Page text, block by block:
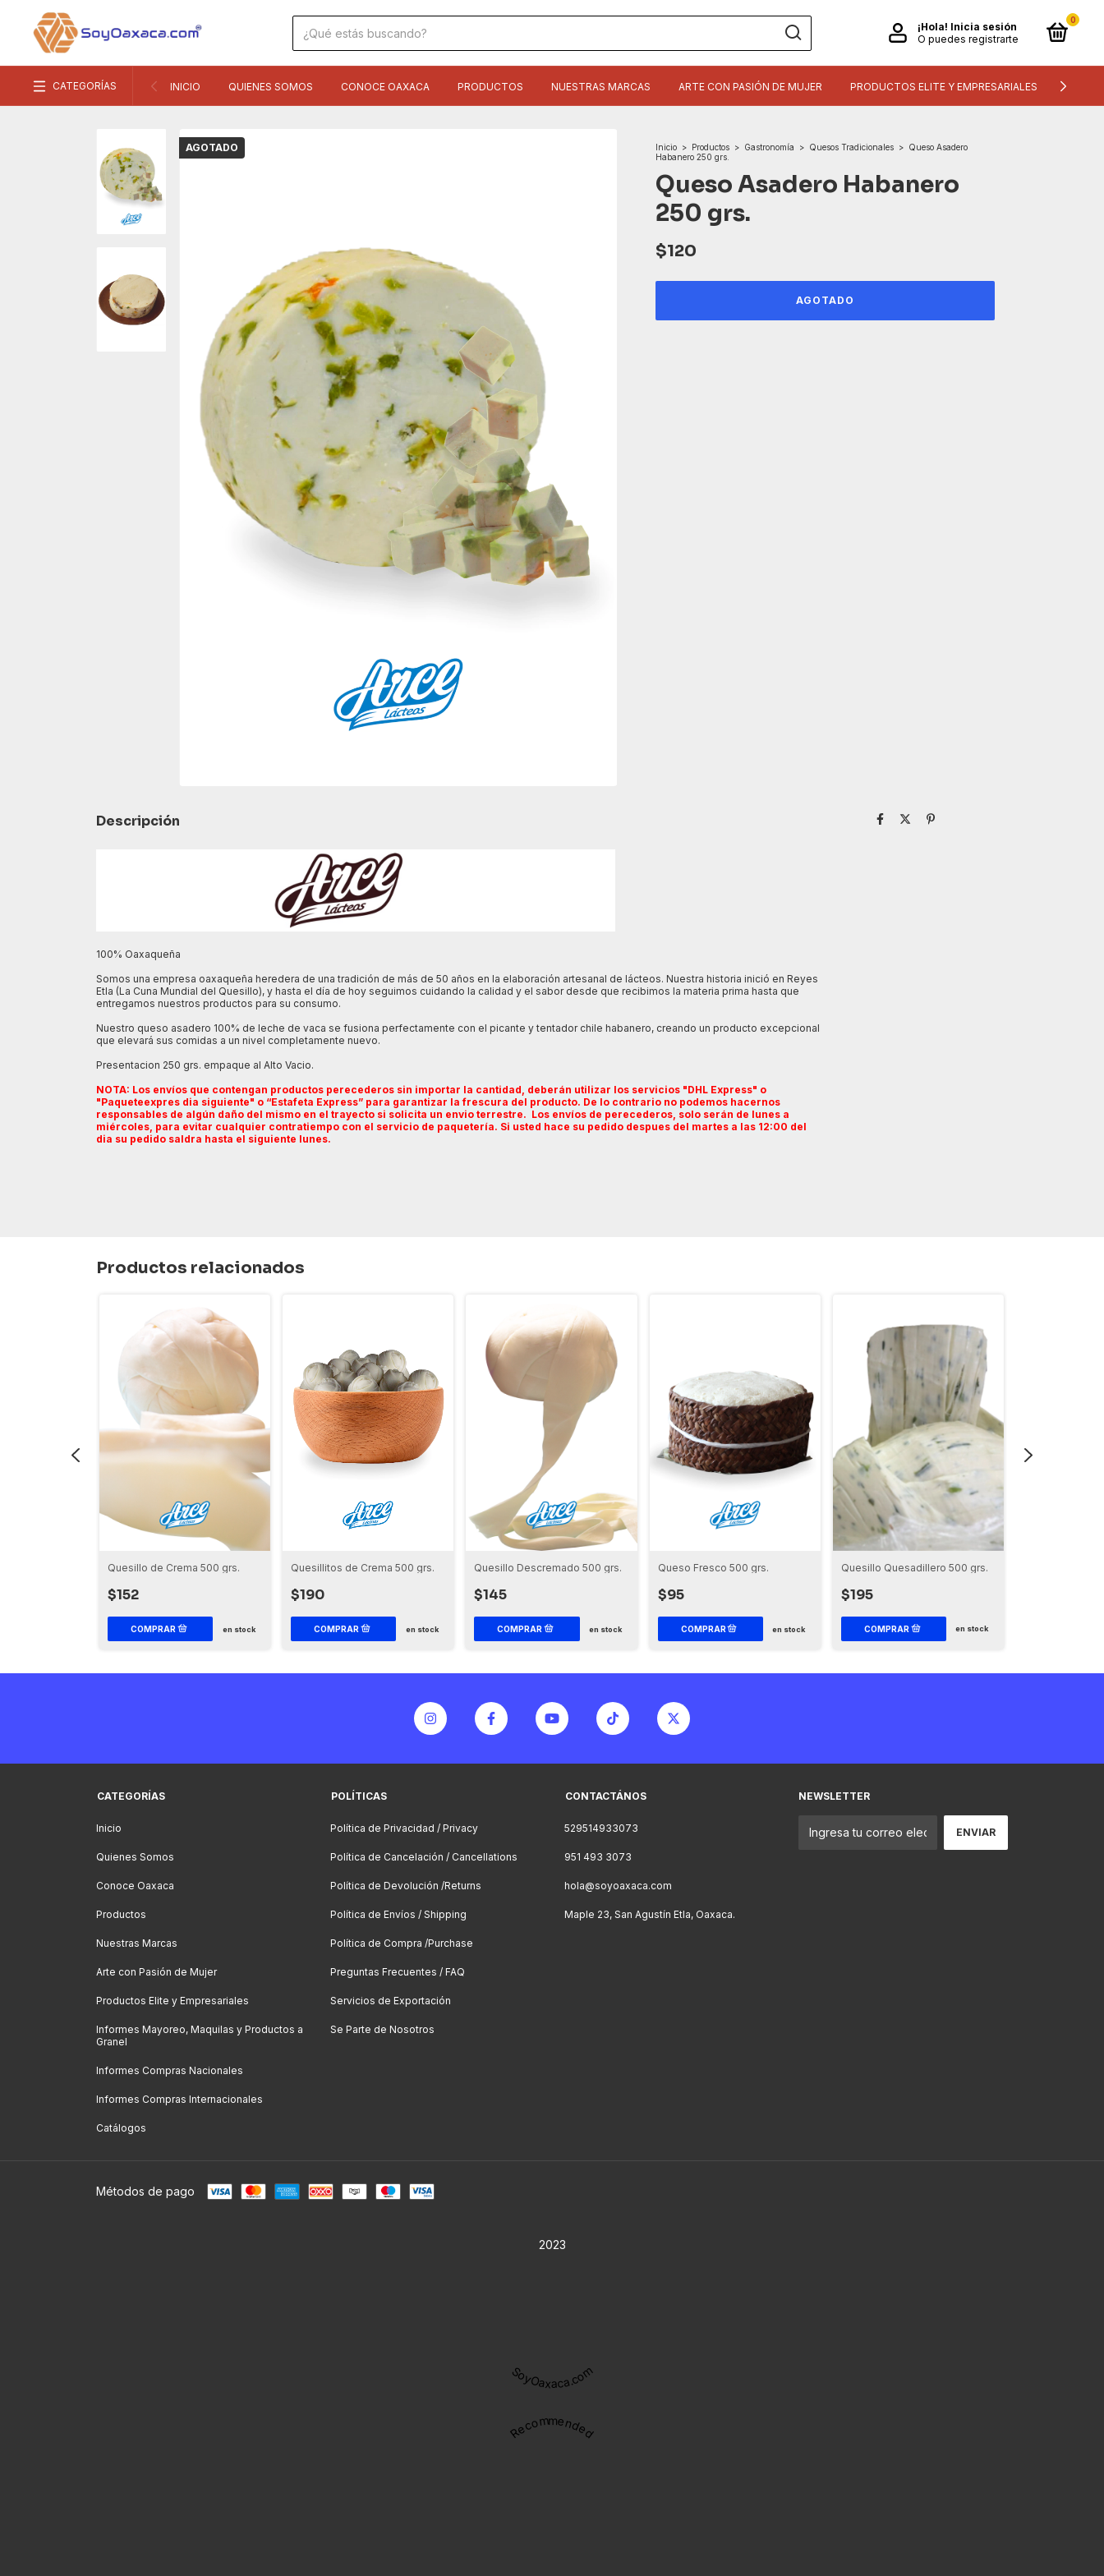
¡Hola! Inicia sesión
O puedes registrarte
0
CATEGORÍAS INICIO QUIENES SOMOS CONOCE OAXACA PRODUCTOS NUESTRAS MARCAS ARTE CON PASIÓN DE MUJER PRODUCTOS ELITE Y EMPRESARIALES
AGOTADO Inicio > Productos > Gastronomía > Quesos Tradicionales > Queso Asadero
Habanero 250 grs.
Queso Asadero Habanero
250 grs.
$120
Descripción
100% Oaxaqueña
Somos una empresa oaxaqueña heredera de una tradición de más de 50 años en la elaboración artesanal de lácteos. Nuestra historia inició en Reyes
Etla (La Cuna Mundial del Quesillo), y hasta el día de hoy seguimos cuidando la calidad y el sabor desde que recibimos la materia prima hasta que
entregamos nuestros productos para su consumo.
Nuestro queso asadero 100% de leche de vaca se fusiona perfectamente con el picante y tentador chile habanero, creando un producto excepcional
que elevará sus comidas a un nivel completamente nuevo.
Presentacion 250 grs. empaque al Alto Vacio.
NOTA: Los envíos que contengan productos perecederos sin importar la cantidad, deberán utilizar los servicios "DHL Express" o
"Paqueteexpres dia siguiente" o “Estafeta Express” para garantizar la frescura del producto. De lo contrario no podemos hacernos
responsables de algún daño del mismo en el trayecto si solicita un envio terrestre. Los envíos de perecederos, solo serán de lunes a
miércoles, para evitar cualquier contratiempo con el servicio de paquetería. Si usted hace su pedido despues del martes a las 12:00 del
dia su pedido saldra hasta el siguiente lunes.
Productos relacionados
Quesillo de Crema 500 grs.
$152
en stock
Quesillitos de Crema 500 grs.
$190
en stock
Quesillo Descremado 500 grs.
$145
en stock
Queso Fresco 500 grs.
$95
en stock
Quesillo Quesadillero 500 grs.
$195
en stock
CATEGORÍAS
Inicio
Quienes Somos
Conoce Oaxaca
Productos
Nuestras Marcas
Arte con Pasión de Mujer
Productos Elite y Empresariales
Informes Mayoreo, Maquilas y Productos a
Granel
Informes Compras Nacionales
Informes Compras Internacionales
Catálogos
POLÍTICAS
Política de Privacidad / Privacy
Política de Cancelación / Cancellations
Política de Devolución /Returns
Política de Envíos / Shipping
Política de Compra /Purchase
Preguntas Frecuentes / FAQ
Servicios de Exportación
Se Parte de Nosotros
CONTACTÁNOS
529514933073
951 493 3073
hola@soyoaxaca.com
Maple 23, San Agustín Etla, Oaxaca.
NEWSLETTER
Métodos de pago
2023
SoyOaxaca.com
Recommended